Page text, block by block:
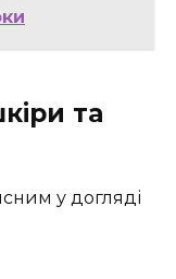
та
у догляді